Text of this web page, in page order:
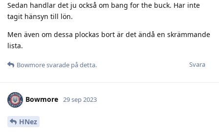
Sedan handlar det ju också om bang for the buck. Har inte
tagit hänsyn till lön.
Men även om dessa plockas bort är det ändå en skrämmande
lista.
Svara
Bowmoresvarade på detta.
Bowmore 29 sep 2023
HNez